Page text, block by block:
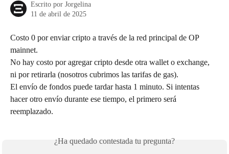
Escrito por Jorgelina
11 de abril de 2025
Costo 0 por enviar cripto a través de la red principal de OP
mainnet.
No hay costo por agregar cripto desde otra wallet o exchange,
ni por retirarla (nosotros cubrimos las tarifas de gas).
El envío de fondos puede tardar hasta 1 minuto. Si intentas
hacer otro envío durante ese tiempo, el primero será
reemplazado.
¿Ha quedado contestada tu pregunta?